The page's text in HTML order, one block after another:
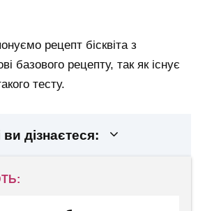
рецепт бісквіта з
базового рецепту, так як існує
тесту.
ви дізнаєтеся: